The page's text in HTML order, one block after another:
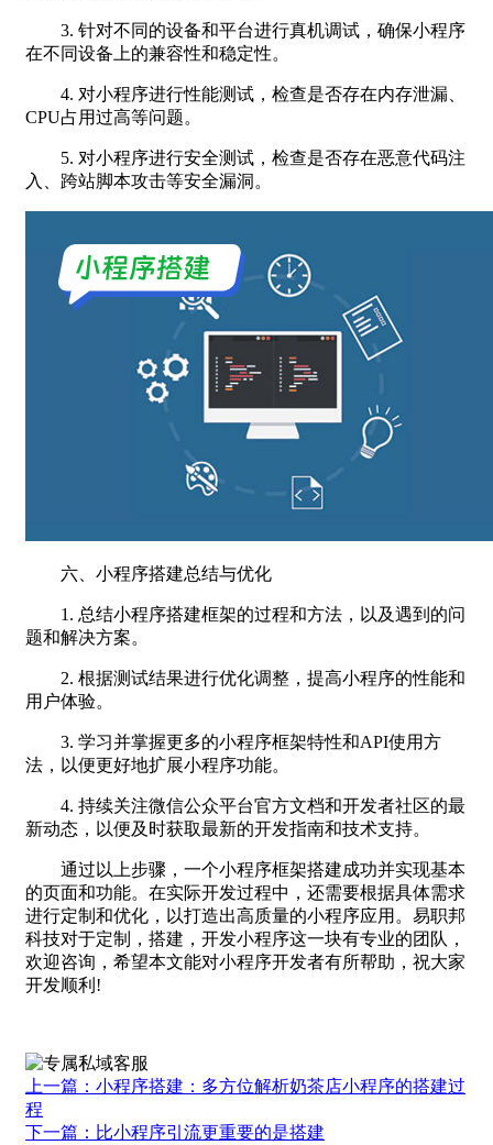
3. 针对不同的设备和平台进行真机调试，确保小程序
在不同设备上的兼容性和稳定性。
4. 对小程序进行性能测试，检查是否存在内存泄漏、
CPU占用过高等问题。
5. 对小程序进行安全测试，检查是否存在恶意代码注
入、跨站脚本攻击等安全漏洞。
六、小程序搭建总结与优化
1. 总结小程序搭建框架的过程和方法，以及遇到的问
题和解决方案。
2. 根据测试结果进行优化调整，提高小程序的性能和
用户体验。
3. 学习并掌握更多的小程序框架特性和API使用方
法，以便更好地扩展小程序功能。
4. 持续关注微信公众平台官方文档和开发者社区的最
新动态，以便及时获取最新的开发指南和技术支持。
通过以上步骤，一个小程序框架搭建成功并实现基本
的页面和功能。在实际开发过程中，还需要根据具体需求
进行定制和优化，以打造出高质量的小程序应用。易职邦
科技对于定制，搭建，开发小程序这一块有专业的团队，
欢迎咨询，希望本文能对小程序开发者有所帮助，祝大家
开发顺利!
上一篇：小程序搭建：多方位解析奶茶店小程序的搭建过
程
下一篇：比小程序引流更重要的是搭建